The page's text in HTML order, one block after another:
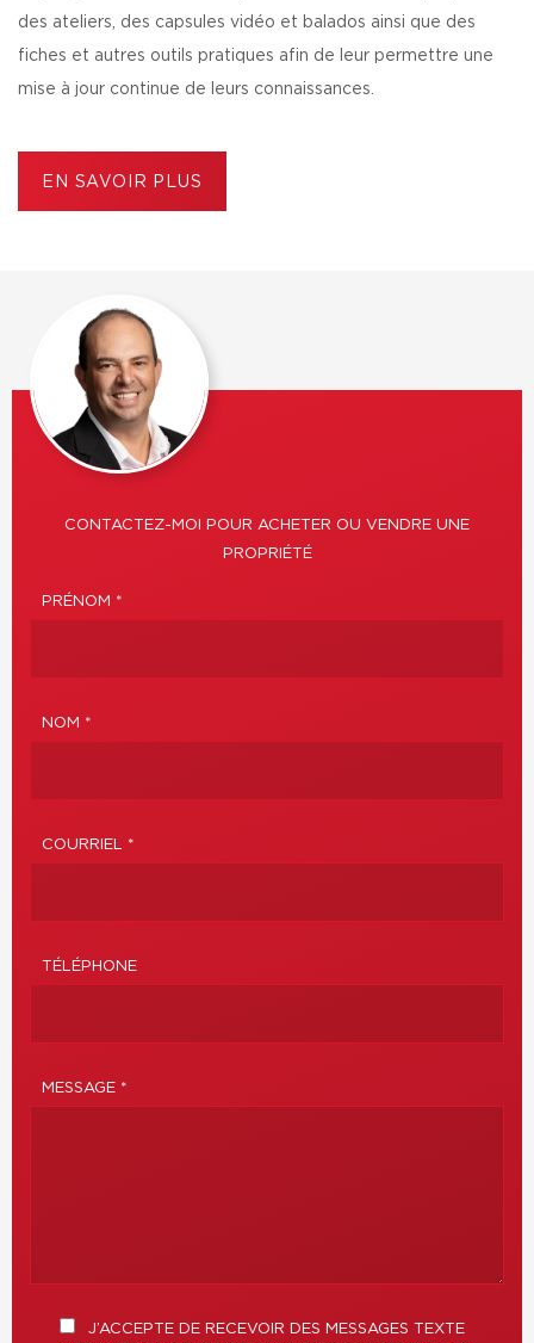
des ateliers, des capsules vidéo et balados ainsi que des
fiches et autres outils pratiques afin de leur permettre une
mise à jour continue de leurs connaissances.
EN SAVOIR PLUS
CONTACTEZ-MOI POUR ACHETER OU VENDRE UNE
PROPRIÉTÉ
PRÉNOM *
NOM *
COURRIEL *
TÉLÉPHONE
MESSAGE *
J’ACCEPTE DE RECEVOIR DES MESSAGES TEXTE